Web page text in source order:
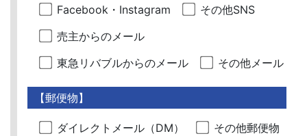
Facebook・Instagram
その他SNS
売主からのメール
東急リバブルからのメール
その他メール
【郵便物】
ダイレクトメール（DM） その他郵便物